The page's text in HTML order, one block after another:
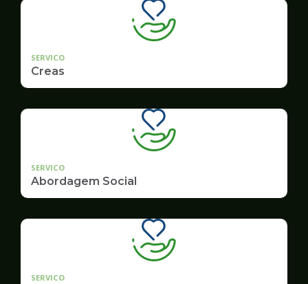
SERVICO
Creas
SERVICO
Abordagem Social
SERVICO